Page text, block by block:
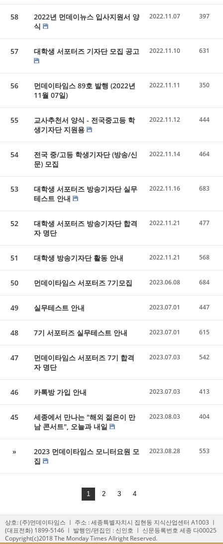
58
2022년 먼데이뉴스 입사지원서 양
식
2022.11.07 397
57 대학생 서포터즈 기자단 모집 공고 2022.11.10 631
56
먼데이타임스 89호 발행 (2022년
11월 07일)
2022.11.11 350
55
교사추천서 양식 - 전국중고등 학
생기자단 지원용
2022.11.12 444
54
전국 중/고등 학생기자단 (방송/신
문) 모집
2022.11.14 464
53
대학생 서포터즈 방송기자단 실무
테스트 안내
2022.11.16 683
52
대학생 서포터즈 방송기자단 합격
자 명단
2022.11.21 477
51 대학생 방송기자단 활동 안내 2022.11.21 568
50 먼데이타임스 서포터즈 7기모집 2023.06.08 684
49 실무테스트 안내 2023.07.01 447
48 7기 서포터즈 실무테스트 안내 2023.07.01 615
47
먼데이타임스 서포터즈 7기 합격
자 명단
2023.07.03 542
46 카톡방 가입 안내 2023.07.03 413
45
세종에서 만나는 "해외 젊은이 만
남 콘서트", 오늘과 내일
2023.08.03 404
»
2023 먼데이타임스 모니터요원 모
집
2023.08.28 553
1 2 3 4
상호: (주)먼데이타임스 ㅣ 주소 : 세종특별자치시 집현동 지식산업센터 A1003 ㅣ
(대표전화) 1899-5146 ㅣ 발행인/편집인 : 신인호 ㅣ 신문등록번호 세종 다00025
Copyright(c)2018 The Monday Times Allright Reserved.